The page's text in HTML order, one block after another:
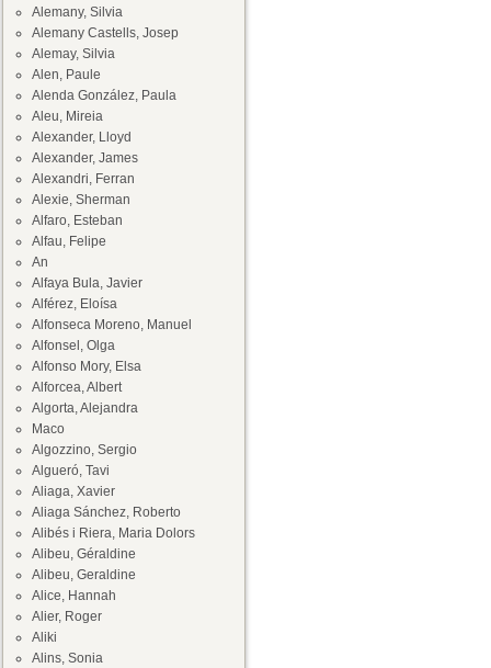
Alemany, Silvia
Alemany Castells, Josep
Alemay, Silvia
Alen, Paule
Alenda González, Paula
Aleu, Mireia
Alexander, Lloyd
Alexander, James
Alexandri, Ferran
Alexie, Sherman
Alfaro, Esteban
Alfau, Felipe
An
Alfaya Bula, Javier
Alférez, Eloísa
Alfonseca Moreno, Manuel
Alfonsel, Olga
Alfonso Mory, Elsa
Alforcea, Albert
Algorta, Alejandra
Maco
Algozzino, Sergio
Algueró, Tavi
Aliaga, Xavier
Aliaga Sánchez, Roberto
Alibés i Riera, Maria Dolors
Alibeu, Géraldine
Alibeu, Geraldine
Alice, Hannah
Alier, Roger
Aliki
Alins, Sonia